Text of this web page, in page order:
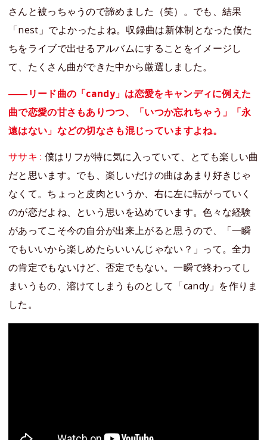
さんと被っちゃうので諦めました（笑）。でも、結果
「nest」でよかったよね。収録曲は新体制となった僕た
ちをライブで出せるアルバムにすることをイメージし
て、たくさん曲ができた中から厳選しました。
――リード曲の「candy」は恋愛をキャンディに例えた
曲で恋愛の甘さもありつつ、「いつか忘れちゃう」「永
遠はない」などの切なさも混じっていますよね。
ササキ : 僕はリフが特に気に入っていて、とても楽しい曲
だと思います。でも、楽しいだけの曲はあまり好きじゃ
なくて。ちょっと皮肉というか、右に左に転がっていく
のが恋だよね、という思いを込めています。色々な経験
があってこそ今の自分が出来上がると思うので、「一瞬
でもいいから楽しめたらいいんじゃない？」って。全力
の肯定でもないけど、否定でもない。一瞬で終わってし
まいうもの、溶けてしまうものとして「candy」を作りま
した。